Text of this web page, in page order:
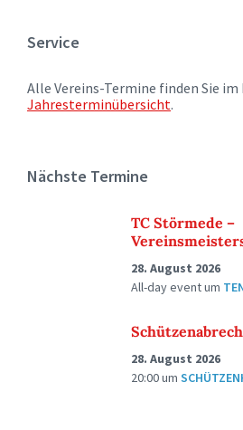
Service
Alle Vereins-Termine finden Sie im
Jahresterminübersicht.
Nächste Termine
TC Störmede –
28. August 2026
All-day eventum
28. August 2026
20:00um